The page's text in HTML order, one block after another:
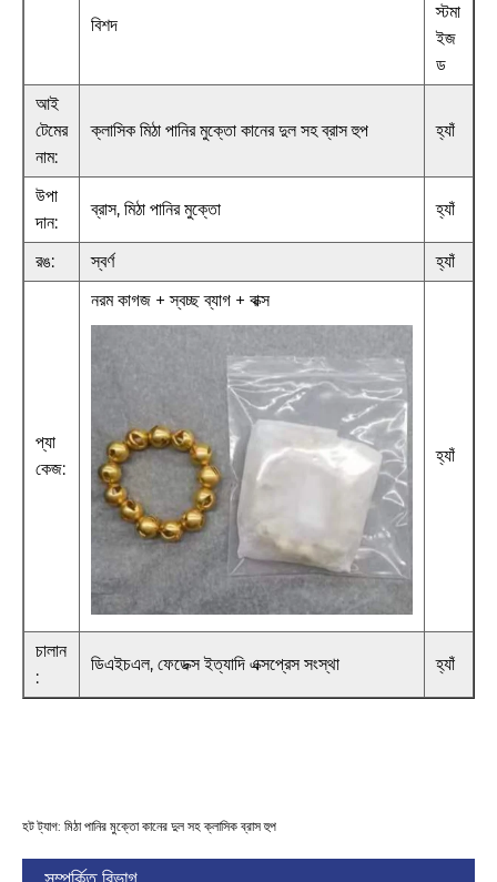
বিশদ
স্টমা
ইজ
ড
আই
টেমের
নাম:
ক্লাসিক মিঠা পানির মুক্তো কানের দুল সহ ব্রাস হুপ হ্যাঁ
উপা
দান:
ব্রাস, মিঠা পানির মুক্তো হ্যাঁ
রঙ: স্বর্ণ হ্যাঁ
প্যা
কেজ:
নরম কাগজ + স্বচ্ছ ব্যাগ + বাক্স
হ্যাঁ
চালান
:
ডিএইচএল, ফেডেক্স ইত্যাদি এক্সপ্রেস সংস্থা হ্যাঁ
হট ট্যাগ: মিঠা পানির মুক্তো কানের দুল সহ ক্লাসিক ব্রাস হুপ